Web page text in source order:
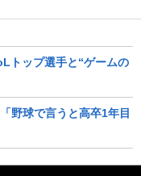
トップ選手と“ゲームの
野球で言うと高卒1年目